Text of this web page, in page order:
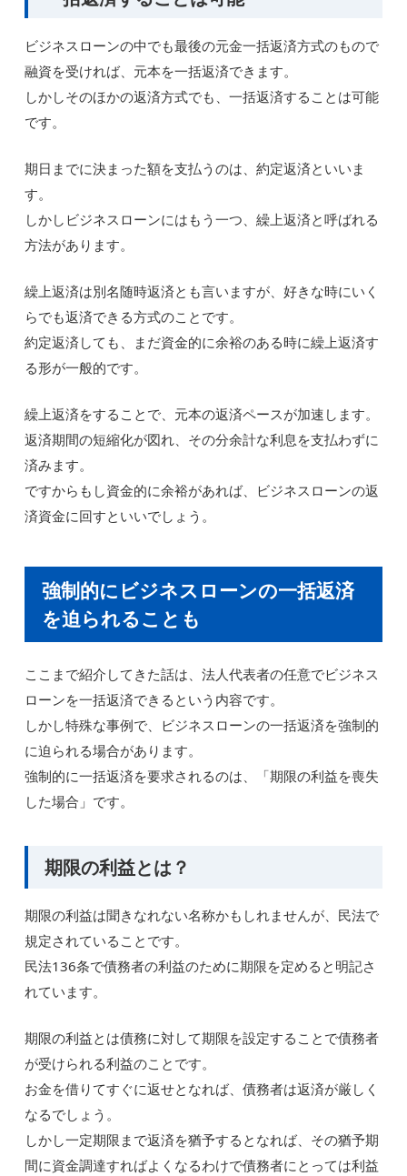
ビジネスローンの中でも最後の元金一括返済方式のもので
融資を受ければ、元本を一括返済できます。
しかしそのほかの返済方式でも、一括返済することは可能
です。
期日までに決まった額を支払うのは、約定返済といいま
す。
しかしビジネスローンにはもう一つ、繰上返済と呼ばれる
方法があります。
繰上返済は別名随時返済とも言いますが、好きな時にいく
らでも返済できる方式のことです。
約定返済しても、まだ資金的に余裕のある時に繰上返済す
る形が一般的です。
繰上返済をすることで、元本の返済ペースが加速します。
返済期間の短縮化が図れ、その分余計な利息を支払わずに
済みます。
ですからもし資金的に余裕があれば、ビジネスローンの返
済資金に回すといいでしょう。
強制的にビジネスローンの一括返済
を迫られることも
ここまで紹介してきた話は、法人代表者の任意でビジネス
ローンを一括返済できるという内容です。
しかし特殊な事例で、ビジネスローンの一括返済を強制的
に迫られる場合があります。
強制的に一括返済を要求されるのは、「期限の利益を喪失
した場合」です。
期限の利益とは？
期限の利益は聞きなれない名称かもしれませんが、民法で
規定されていることです。
民法136条で債務者の利益のために期限を定めると明記さ
れています。
期限の利益とは債務に対して期限を設定することで債務者
が受けられる利益のことです。
お金を借りてすぐに返せとなれば、債務者は返済が厳しく
なるでしょう。
しかし一定期限まで返済を猶予するとなれば、その猶予期
間に資金調達すればよくなるわけで債務者にとっては利益